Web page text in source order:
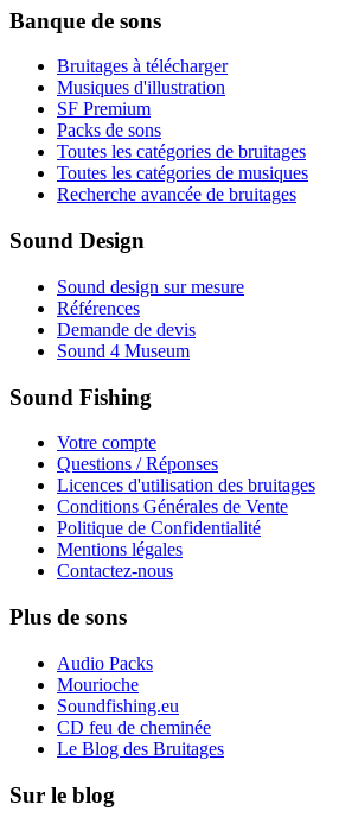
Banque de sons
Bruitages à télécharger
Musiques d'illustration
SF Premium
Packs de sons
Toutes les catégories de bruitages
Toutes les catégories de musiques
Recherche avancée de bruitages
Sound Design
Sound design sur mesure
Références
Demande de devis
Sound 4 Museum
Sound Fishing
Votre compte
Questions / Réponses
Licences d'utilisation des bruitages
Conditions Générales de Vente
Politique de Confidentialité
Mentions légales
Contactez-nous
Plus de sons
Audio Packs
Mourioche
Soundfishing.eu
CD feu de cheminée
Le Blog des Bruitages
Sur le blog